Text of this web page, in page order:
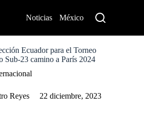
Noticias México
Ecuador para el Torneo
Sub-23 camino a París 2024
Reyes 22 diciembre, 2023